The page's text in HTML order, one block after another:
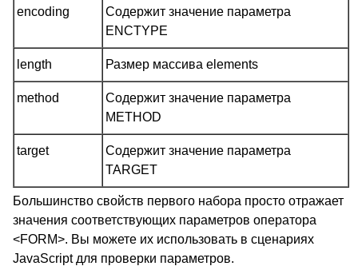
encoding
Содержит значение параметра
ENCTYPE
length Размер массива elements
method
Содержит значение параметра
METHOD
target
Содержит значение параметра
TARGET
Большинство свойств первого набора просто отражает
значения соответствующих параметров оператора
<FORM>. Вы можете их использовать в сценариях
JavaScript для проверки параметров.